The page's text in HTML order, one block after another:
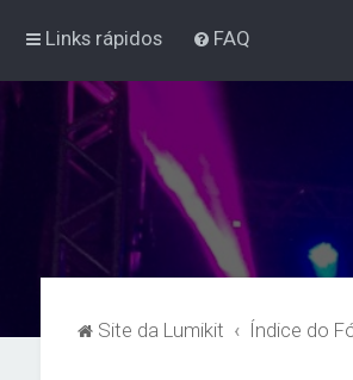
Links rápidos FAQ
Site da Lumikit Índice do